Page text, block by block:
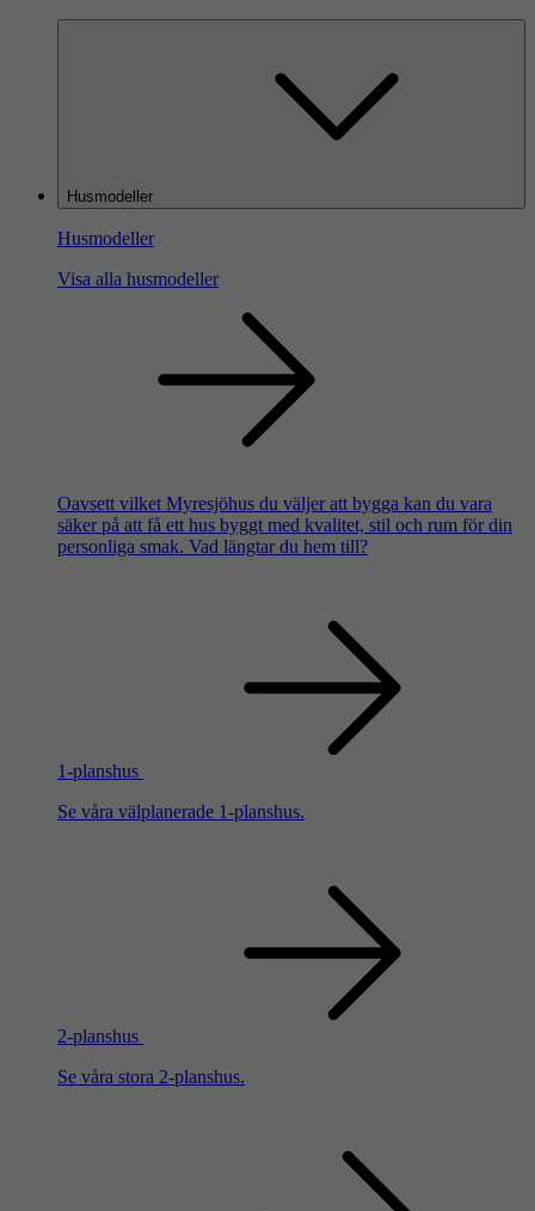
Husmodeller
Husmodeller
Visa alla husmodeller
Oavsett vilket Myresjöhus du väljer att bygga kan du vara
säker på att få ett hus byggt med kvalitet, stil och rum för din
personliga smak. Vad längtar du hem till?
1-planshus
Se våra välplanerade 1-planshus.
2-planshus
Se våra stora 2-planshus.